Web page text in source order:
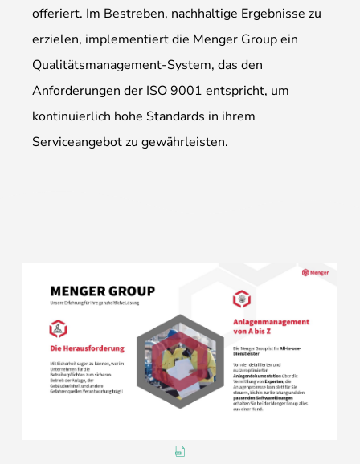
offeriert. Im Bestreben, nachhaltige Ergebnisse zu
erzielen, implementiert die Menger Group ein
Qualitätsmanagement-System, das den
Anforderungen der ISO 9001 entspricht, um
kontinuierlich hohe Standards in ihrem
Serviceangebot zu gewährleisten.